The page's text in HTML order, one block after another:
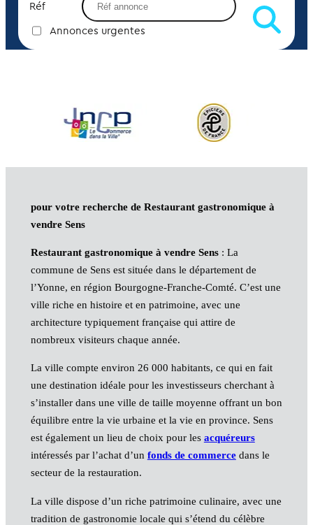
Réf
Annonces urgentes
pour votre recherche de Restaurant gastronomique à
vendre Sens
Restaurant gastronomique à vendre Sens: La
commune de Sens est située dans le département de
l’Yonne, en région Bourgogne-Franche-Comté. C’est une
ville riche en histoire et en patrimoine, avec une
architecture typiquement française qui attire de
nombreux visiteurs chaque année.
La ville compte environ 26 000 habitants, ce qui en fait
une destination idéale pour les investisseurs cherchant à
s’installer dans une ville de taille moyenne offrant un bon
équilibre entre la vie urbaine et la vie en province. Sens
est également un lieu de choix pour les acquéreurs
intéressés par l’achat d’un fonds de commercedans le
secteur de la restauration.
La ville dispose d’un riche patrimoine culinaire, avec une
tradition de gastronomie locale qui s’étend du célèbre